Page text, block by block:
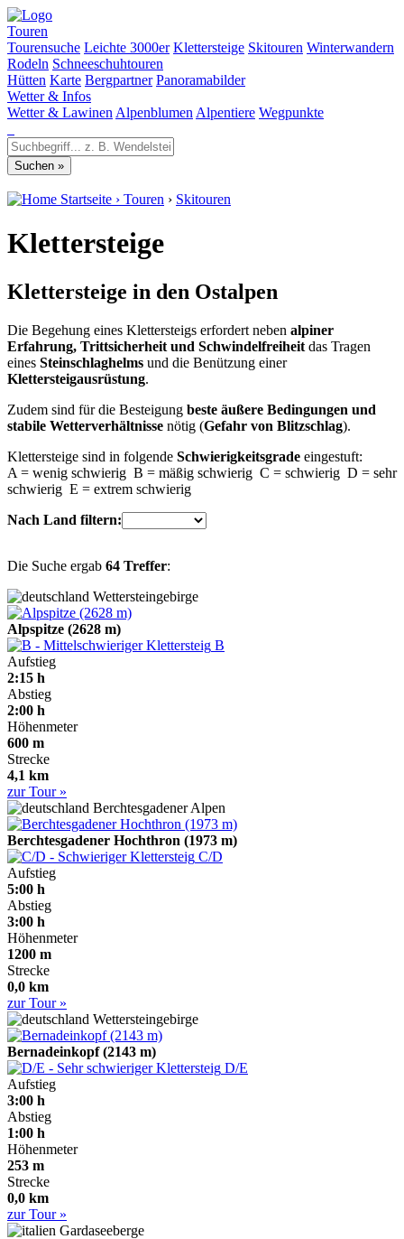
Touren
Tourensuche Leichte 3000er Klettersteige Skitouren Winterwandern
Rodeln Schneeschuhtouren
Hütten Karte Bergpartner Panoramabilder
Wetter & Infos
Wetter & Lawinen Alpenblumen Alpentiere Wegpunkte
Startseite › Touren › Skitouren
Klettersteige
Klettersteige in den Ostalpen
Die Begehung eines Klettersteigs erfordert neben alpiner
Erfahrung, Trittsicherheit und Schwindelfreiheit das Tragen
eines Steinschlaghelms und die Benützung einer
Klettersteigausrüstung.
Zudem sind für die Besteigung beste äußere Bedingungen und
stabile Wetterverhältnisse nötig (Gefahr von Blitzschlag).
Klettersteige sind in folgende Schwierigkeitsgrade eingestuft:
A = wenig schwierig B = mäßig schwierig C = schwierig D = sehr
schwierig E = extrem schwierig
Nach Land filtern:
Die Suche ergab 64 Treffer:
Wettersteingebirge
Alpspitze (2628 m)
B
Aufstieg
2:15 h
Abstieg
2:00 h
Höhenmeter
600 m
Strecke
4,1 km
zur Tour »
Berchtesgadener Alpen
Berchtesgadener Hochthron (1973 m)
C/D
Aufstieg
5:00 h
Abstieg
3:00 h
Höhenmeter
1200 m
Strecke
0,0 km
zur Tour »
Wettersteingebirge
Bernadeinkopf (2143 m)
D/E
Aufstieg
3:00 h
Abstieg
1:00 h
Höhenmeter
253 m
Strecke
0,0 km
zur Tour »
Gardaseeberge